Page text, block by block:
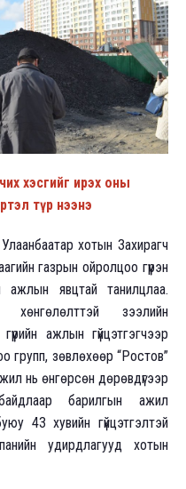
хэсгийг ирэх оны
түр нээнэ
хотын Захирагч
газрын ойролцоо гүүрэн
ажлын явцтай танилцлаа.
зээлийн
ажлын гүйцэтгэгчээр
зөвлөхөөр “Ростов”
нь өнгөрсөн дөрөвдүгээр
барилгын ажил
43 хувийн гүйцэтгэлтэй
удирдлагууд хотын